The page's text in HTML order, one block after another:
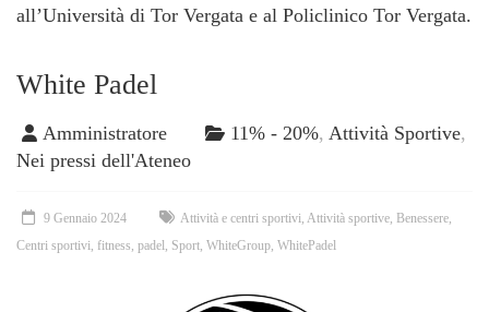
all’Università di Tor Vergata e al Policlinico Tor Vergata.
White Padel
Amministratore 11% - 20%, Attività Sportive,
Nei pressi dell'Ateneo
9 Gennaio 2024 Attività e centri sportivi, Attività sportive, Benessere,
Centri sportivi, fitness, padel, Sport, WhiteGroup, WhitePadel